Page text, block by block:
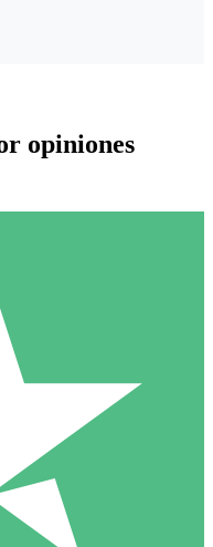
Individuales
Sin compromiso
opiniones